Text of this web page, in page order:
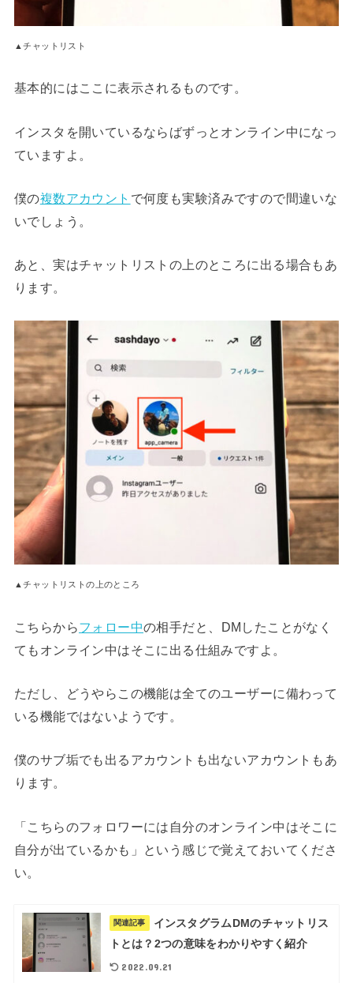
▲チャットリスト
基本的にはここに表示されるものです。
インスタを開いているならばずっとオンライン中になっ
ていますよ。
僕の複数アカウント で何度も実験済みですので間違いな
いでしょう。
あと、実はチャットリストの上のところに出る場合もあ
ります。
▲チャットリストの上のところ
こちらからフォロー中の相手だと、DMしたことがなく
てもオンライン中はそこに出る仕組みですよ。
ただし、どうやらこの機能は全てのユーザーに備わって
いる機能ではないようです。
僕のサブ垢でも出るアカウントも出ないアカウントもあ
ります。
「こちらのフォロワーには自分のオンライン中はそこに
自分が出ているかも」という感じで覚えておいてくださ
い。
関連記事
インスタグラムDMのチャットリス
トとは？2つの意味をわかりやすく紹介
2022.09.21